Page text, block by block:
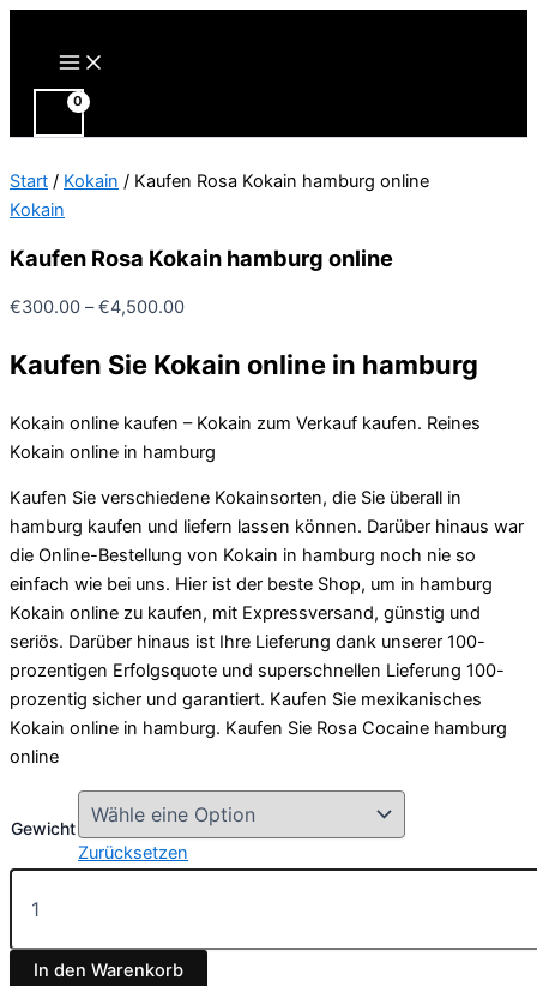
Main
Menu
Start / Kokain / Kaufen Rosa Kokain hamburg online
Kokain
Kaufen Rosa Kokain hamburg online
€300.00 –€4,500.00Preisspanne:
bis
Kaufen Sie Kokain online in hamburg
Kokain online kaufen – Kokain zum Verkauf kaufen. Reines
Kokain online in hamburg
Kaufen Sie verschiedene Kokainsorten, die Sie überall in
hamburg kaufen und liefern lassen können. Darüber hinaus war
die Online-Bestellung von Kokain in hamburg noch nie so
einfach wie bei uns. Hier ist der beste Shop, um in hamburg
Kokain online zu kaufen, mit Expressversand, günstig und
seriös. Darüber hinaus ist Ihre Lieferung dank unserer 100-
prozentigen Erfolgsquote und superschnellen Lieferung 100-
prozentig sicher und garantiert. Kaufen Sie mexikanisches
Kokain online in hamburg. Kaufen Sie Rosa Cocaine hamburg
online
Gewicht
Zurücksetzen
Kaufen
Rosa
hamburg
onlineIn den Warenkorb